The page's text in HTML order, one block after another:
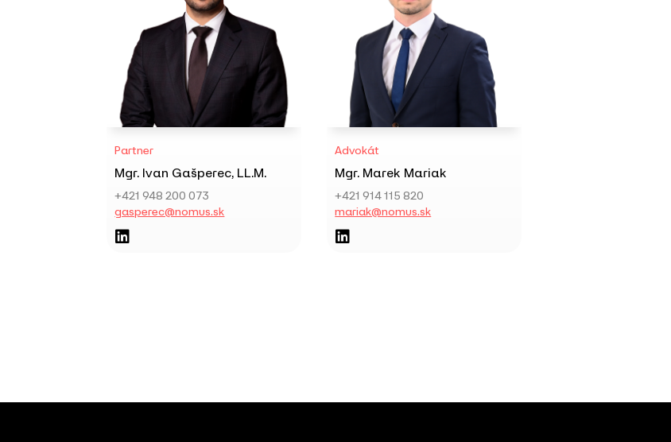
Partner
Mgr. Ivan Gašperec, LL.M.
+421 948 200 073
gasperec@nomus.sk

Advokát
Mgr. Marek Mariak
+421 914 115 820
mariak@nomus.sk
